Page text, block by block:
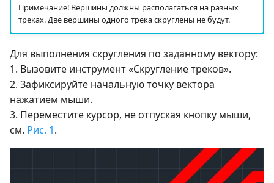
Примечание! Вершины должны располагаться на разных
треках. Две вершины одного трека скруглены не будут.
Для выполнения скругления по заданному вектору:
1. Вызовите инструмент «Скругление треков».
2. Зафиксируйте начальную точку вектора
нажатием мыши.
3. Переместите курсор, не отпуская кнопку мыши,
см. Рис. 1.